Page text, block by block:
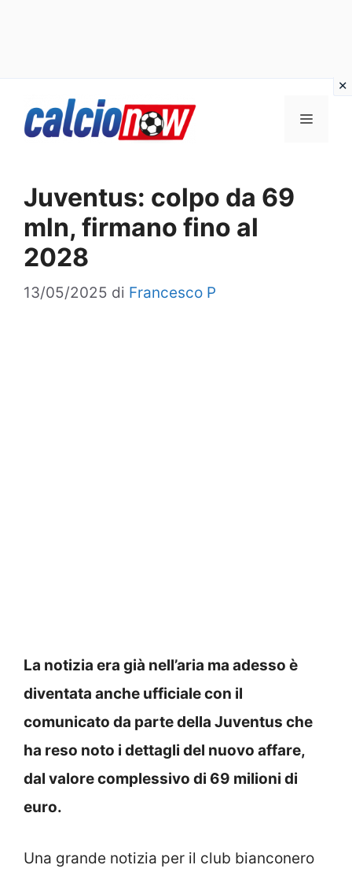
Menu
Juventus: colpo da 69
mln, firmano fino al
2028
13/05/2025 di Francesco P
La notizia era già nell’aria ma adesso è
diventata anche ufficiale con il
comunicato da parte della Juventus che
ha reso noto i dettagli del nuovo affare,
dal valore complessivo di 69 milioni di
euro.
Una grande notizia per il club bianconero